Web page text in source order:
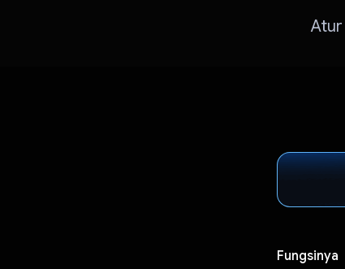
Fungsinya